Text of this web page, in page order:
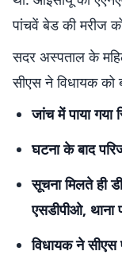
पांचवें बेड की मरीज
सदर अस्पताल के
सीएस ने विधायक को
जांच में पाया
घटना के बाद
सूचना मिलते ही
एसडीपीओ, थाना
विधायक ने सीएस